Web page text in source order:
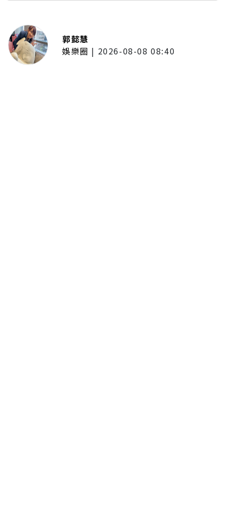
郭懿慧
娛樂圈 | 2026-08-08 08:40